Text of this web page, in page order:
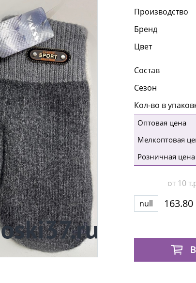
Производство
Бренд
Цвет
Состав
Сезон
Кол-во в
Оптовая цена
Мелкоптовая
Розничная цена
от 10
null
163.80